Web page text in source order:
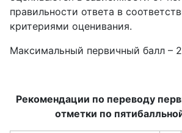
правильности ответа в
критериями оценивания.
Максимальный первичный балл –
Рекомендации по переводу
отметки по